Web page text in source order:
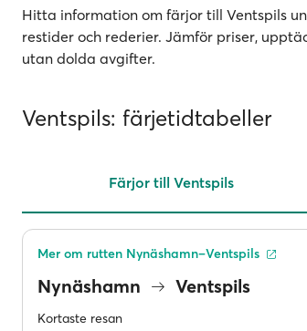
Hitta information om färjor till Ventspils
restider och rederier. Jämför priser,
utan dolda avgifter.
Ventspils: färjetidtabeller
Färjor till Ventspils
Nynäshamn Ventspils
Kortaste resan
Mer om rutten Nynäshamn–Ventspils